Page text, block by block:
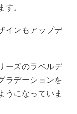
。
インもアップデ
ーズのラベルデ
ラデーションを
うになっていま